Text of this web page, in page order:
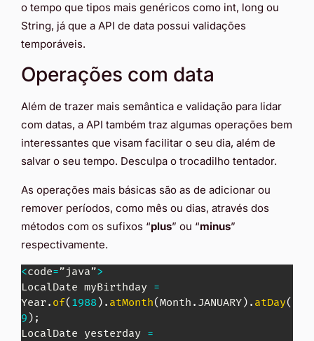
o tempo que tipos mais genéricos como int, long ou
String, já que a API de data possui validações
temporáveis.
Operações com data
Além de trazer mais semântica e validação para lidar
com datas, a API também traz algumas operações bem
interessantes que visam facilitar o seu dia, além de
salvar o seu tempo. Desculpa o trocadilho tentador.
As operações mais básicas são as de adicionar ou
remover períodos, como mês ou dias, através dos
métodos com os sufixos “plus” ou “minus”
respectivamente.
<code=”java”>
LocalDate myBirthday =
Year. of( 1988) . atMonth(Month . JANUARY) . atDay(
9 ) ;
LocalDate yesterday =